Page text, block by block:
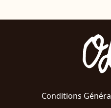
Conditions